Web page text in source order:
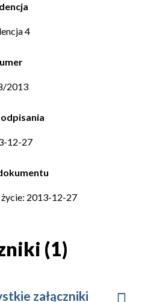
4
2013
12-27
2013-12-27
(1)
załączniki